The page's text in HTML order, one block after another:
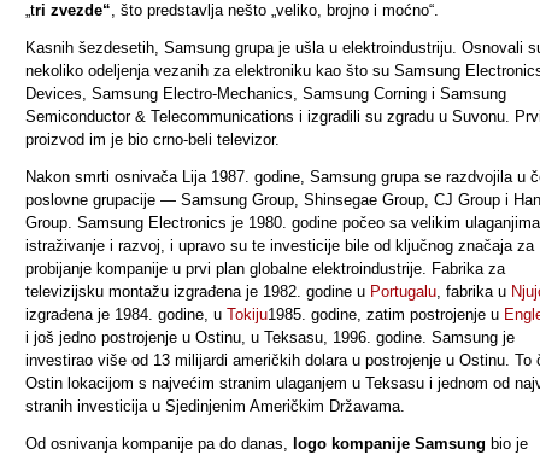
„tri zvezde“ , što predstavlja nešto „veliko, brojno i moćno“.
Kasnih šezdesetih, Samsung grupa je ušla u elektroindustriju. Osnovali
nekoliko odeljenja vezanih za elektroniku kao što su Samsung
Devices Samsung Electro-Mechanics Samsung Corning i Samsung
Semiconductor & Telecommunications i izgradili su zgradu u Suvonu.
proizvod im je bio crno-beli televizor.
Nakon smrti osnivača Lija 1987. godine, Samsung grupa se razdvojila u
poslovne grupacije — Samsung Group Shinsegae Group CJ Group i
Group . Samsung Electronics je 1980. godine počeo sa velikim
istraživanje i razvoj, i upravo su te investicije bile od ključnog značaja za
probijanje kompanije u prvi plan globalne elektroindustrije. Fabrika za
televizijsku montažu izgrađena je 1982. godine u Portugalu , fabrika u
izgrađena je 1984. godine , u Tokiju1985. godine, zatim postrojenje u
i još jedno postrojenje u Ostinu, u Teksasu, 1996. godine. Samsung je
investirao više od 13 milijardi američkih dolara u postrojenje u Ostinu. To
Ostin lokacijom s najvećim stranim ulaganjem u Teksasu i jednom od
stranih investicija u Sjedinjenim Američkim Državama.
Od osnivanja kompanije pa do danas, logo kompanije Samsung bio je